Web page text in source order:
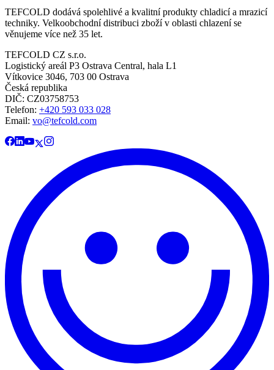
TEFCOLD dodává spolehlivé a kvalitní produkty chladicí a mrazicí
techniky. Velkoobchodní distribuci zboží v oblasti chlazení se
věnujeme více než 35 let.
TEFCOLD CZ s.r.o.
Logistický areál P3 Ostrava Central, hala L1
Vítkovice 3046, 703 00 Ostrava
Česká republika
DIČ: CZ03758753​​​​​​
Telefon: +420 593 033 028
Email: vo@tefcold.com